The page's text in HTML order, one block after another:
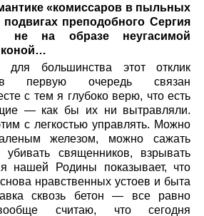
«комиссаров в пыльных
преподобного Сергия
не на образе неугасимой
большинства этот отклик
в первую очередь связан
с тем я глубоко верю, что есть
— как бы их ни вытравляли.
с легкостью управлять. Можно
железом, можно сажать
священников, взрывать
нашей Родины показывает, что
нравственных устоев и быта
сквозь бетон — все равно
считаю, что сегодня